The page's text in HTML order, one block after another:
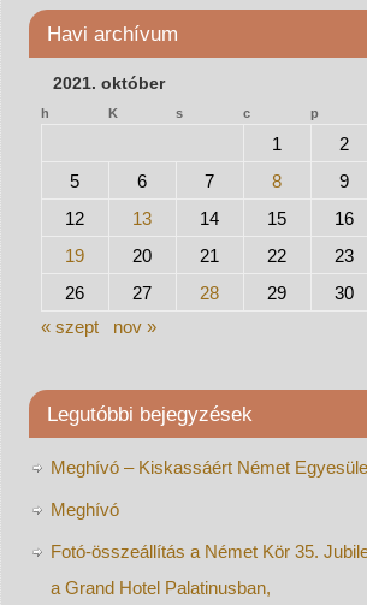
Havi archívum
2021. október
h K s c p
1 2
5
6 7 8 9
12
13 14 15 16
19
20 21 22 23
26
27 28 29
30
« szept
nov »
Legutóbbi bejegyzések
Meghívó – Kiskassáért Német
Meghívó
Fotó-összeállítás a Német Kör 35.
a Grand Hotel Palatinusban,